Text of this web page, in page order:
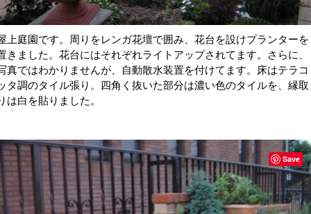
上庭園です。周りをレンガ花壇で囲み、花台を設けプランターを
きました。花台にはそれぞれライトアップされてます。さらに、
真ではわかりませんが、自動散水装置を付けてます。床はテラコ
タ調のタイル張り。四角く抜いた部分は濃い色のタイルを、縁取
は白を貼りました。
Save